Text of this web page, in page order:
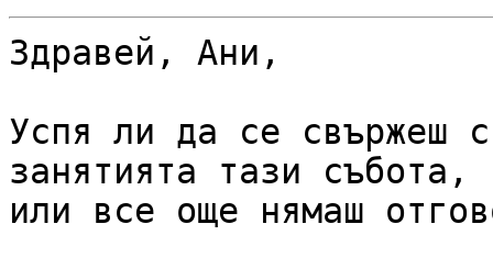
Здравей, Ани,
Успя ли да се свържеш
занятията тази събота,
или все още нямаш